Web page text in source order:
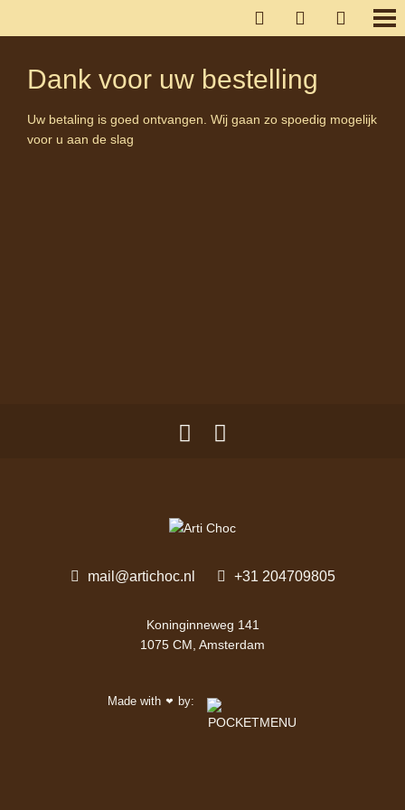
Dank voor uw bestelling
Uw betaling is goed ontvangen. Wij gaan zo spoedig mogelijk
voor u aan de slag
mail@artichoc.nl +31 204709805
Koninginneweg 141
1075 CM, Amsterdam
Made with ❤ by: